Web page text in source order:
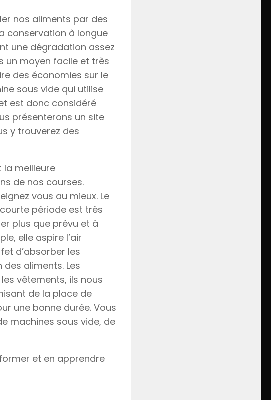
nos aliments par des
conservation à longue
une dégradation assez
un moyen facile et très
des économies sur le
sous vide qui utilise
est donc considéré
présenterons un site
y trouverez des
la meilleure
de nos courses.
vous au mieux. Le
période est très
plus que prévu et à
elle aspire l’air
d’absorber les
aliments. Les
vêtements, ils nous
de la place de
une bonne durée. Vous
machines sous vide, de
et en apprendre